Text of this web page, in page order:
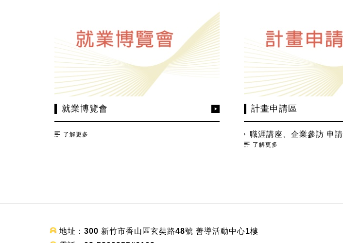
就業博覽會
了解更多
計畫申請區
職涯講座、企業參訪 申請
了解更多
地址：300 新竹市香山區玄奘路48號 善導活動中心1樓